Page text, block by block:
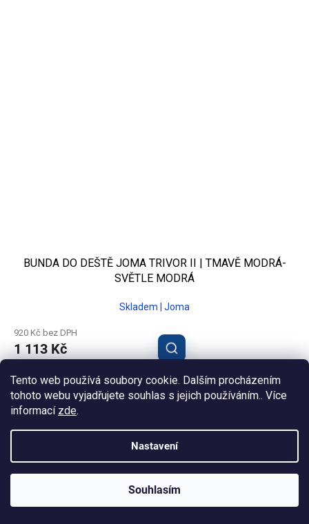
Tento web používá soubory cookie. Dalším procházením
tohoto webu vyjadřujete souhlas s jejich používáním.. Více
informací zde.
Nastavení
Souhlasím
BUNDA DO DEŠTĚ JOMA TRIVOR II | TMAVĚ MODRÁ-
SVĚTLE MODRÁ
Skladem | Joma
920 Kč bez DPH
1 113 Kč
6XS 5XS 4XS 2XS XS M XL